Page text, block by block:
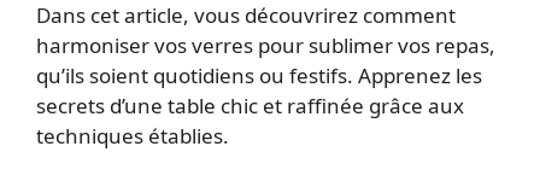
Dans cet article, vous découvrirez comment
harmoniser vos verres pour sublimer vos repas,
qu’ils soient quotidiens ou festifs. Apprenez les
secrets d’une table chic et raffinée grâce aux
techniques établies.